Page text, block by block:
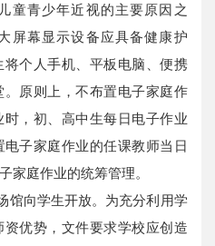
童青少年近视的主要原因之
屏幕显示设备应具备健康护
个人手机、平板电脑、便携
原则上，不布置电子家庭作
，初、高中生每日电子作业
子家庭作业的任课教师当日
家庭作业的统筹管理。
向学生开放。为充分利用学
优势，文件要求学校应创造